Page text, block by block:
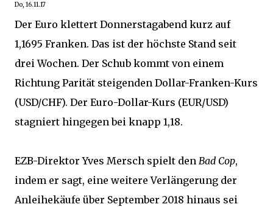
Do, 16.11.17
Der Euro klettert Donnerstagabend kurz auf
1,1695 Franken. Das ist der höchste Stand seit
drei Wochen. Der Schub kommt von einem
Richtung Parität steigenden Dollar-Franken-Kurs
(USD/CHF). Der Euro-Dollar-Kurs (EUR/USD)
stagniert hingegen bei knapp 1,18.
EZB-Direktor Yves Mersch spielt den Bad Cop,
indem er sagt, eine weitere Verlängerung der
Anleihekäufe über September 2018 hinaus sei